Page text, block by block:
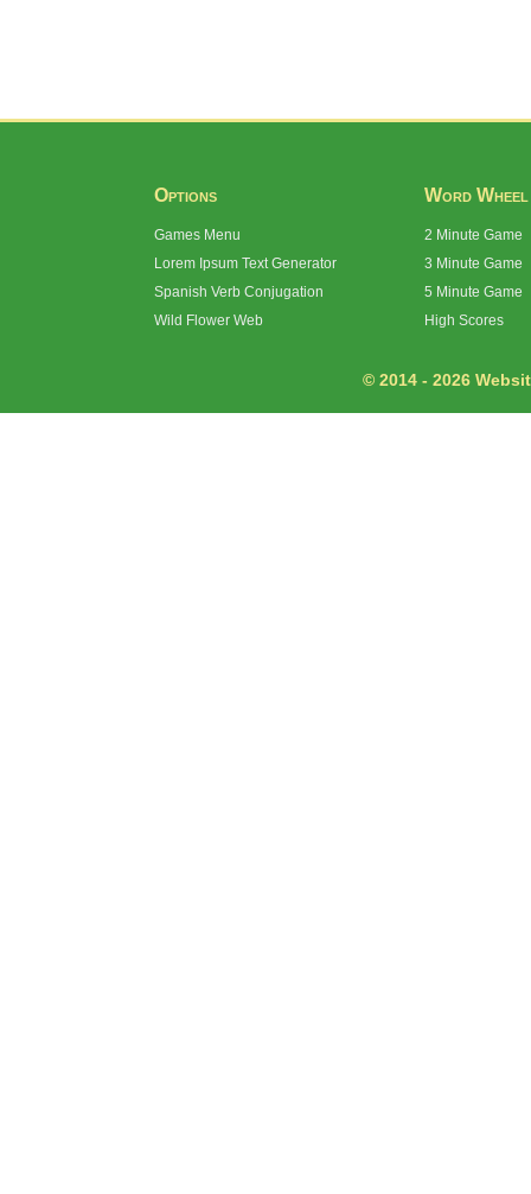
Options
Games Menu
Lorem Ipsum Text Generator
Spanish Verb Conjugation
Wild Flower Web
Word Wheel
2 Minute Game
3 Minute Game
5 Minute Game
High Scores
© 2014 - 2026